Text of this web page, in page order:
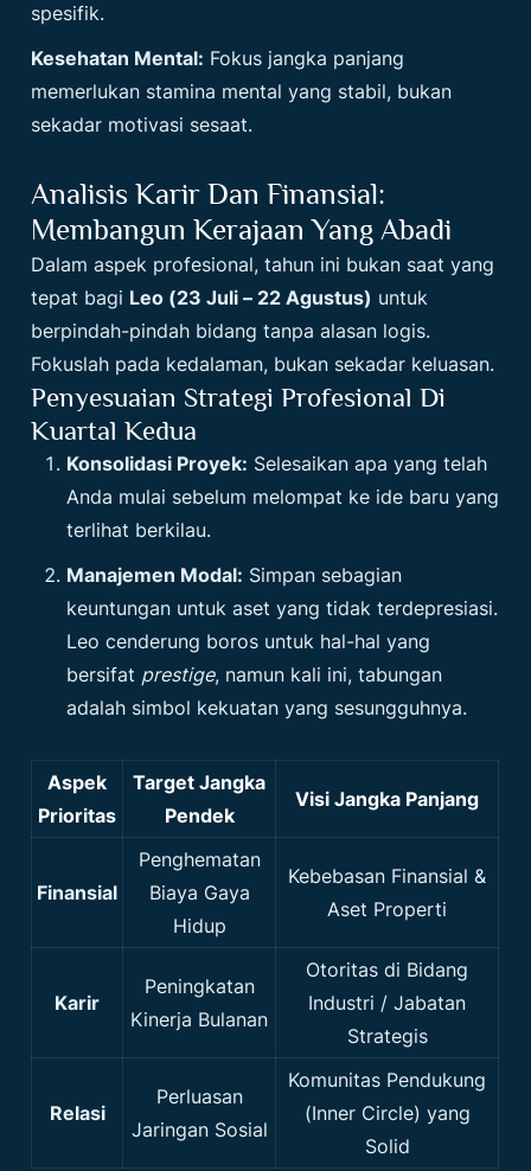
spesifik.
Kesehatan Mental: Fokus jangka panjang
memerlukan stamina mental yang stabil, bukan
sekadar motivasi sesaat.
Analisis Karir Dan Finansial:
Membangun Kerajaan Yang Abadi
Dalam aspek profesional, tahun ini bukan saat yang
tepat bagi Leo (23 Juli – 22 Agustus) untuk
berpindah-pindah bidang tanpa alasan logis.
Fokuslah pada kedalaman, bukan sekadar keluasan.
Penyesuaian Strategi Profesional Di
Kuartal Kedua
Konsolidasi Proyek: Selesaikan apa yang telah
Anda mulai sebelum melompat ke ide baru yang
terlihat berkilau.
Manajemen Modal: Simpan sebagian
keuntungan untuk aset yang tidak terdepresiasi.
Leo cenderung boros untuk hal-hal yang
bersifat prestige, namun kali ini, tabungan
adalah simbol kekuatan yang sesungguhnya.
Aspek
Prioritas
Target Jangka
Pendek
Visi Jangka Panjang
Finansial
Penghematan
Biaya Gaya
Hidup
Kebebasan Finansial &
Aset Properti
Karir
Peningkatan
Kinerja Bulanan
Otoritas di Bidang
Industri / Jabatan
Strategis
Relasi
Perluasan
Jaringan Sosial
Komunitas Pendukung
(Inner Circle) yang
Solid